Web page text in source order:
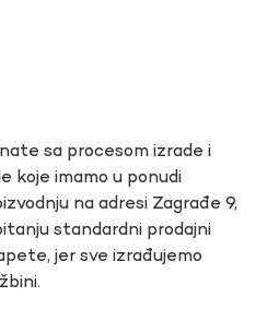
sa procesom izrade i
koje imamo u ponudi
na adresi Zagrađe 9,
standardni prodajni
jer sve izrađujemo